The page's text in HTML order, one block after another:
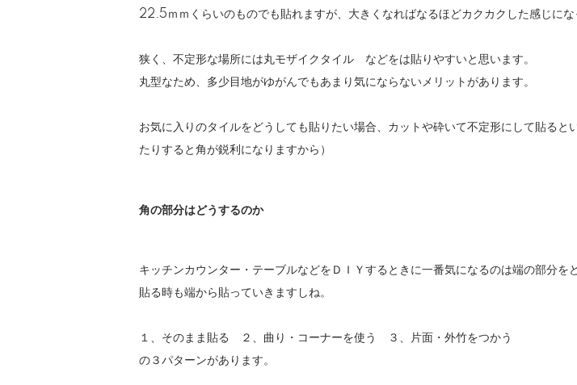
22.5ｍｍくらいのものでも貼れますが、大きくなればなるほどカクカクした感じにな
狭く、不定形な場所には丸モザイクタイル などをは貼りやすいと思います。
丸型なため、多少目地がゆがんでもあまり気にならないメリットがあります。
お気に入りのタイルをどうしても貼りたい場合、カットや砕いて不定形にして貼る
たりすると角が鋭利になりますから）
角の部分はどうするのか
キッチンカウンター・テーブルなどをＤＩＹするときに一番気になるのは端の部分を
貼る時も端から貼っていきますしね。
１、そのまま貼る ２、曲り・コーナーを使う ３、片面・外竹をつかう
の３パターンがあります。